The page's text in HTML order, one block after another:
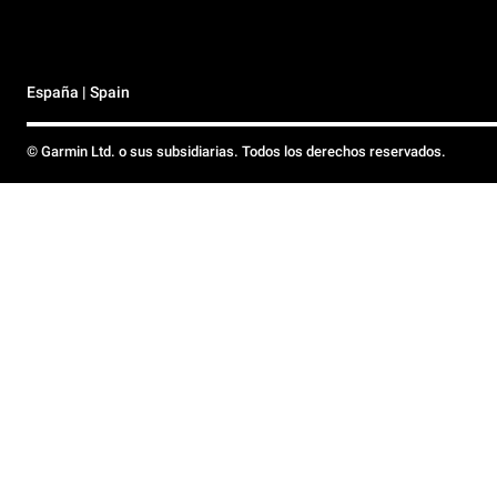
España | Spain
© Garmin Ltd. o sus subsidiarias. Todos los derechos reservados.